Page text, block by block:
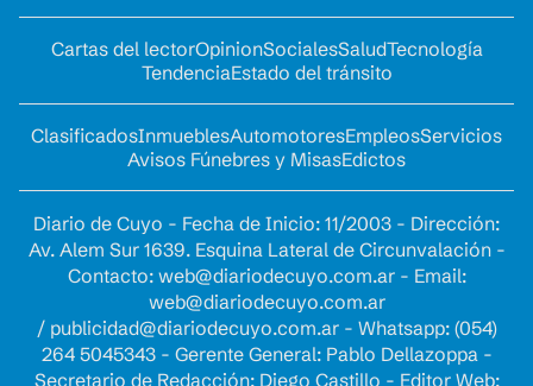
Cartas del lectorOpinionSocialesSaludTecnología
TendenciaEstado del tránsito
ClasificadosInmueblesAutomotoresEmpleosServicios
Avisos Fúnebres y MisasEdictos
Diario de Cuyo - Fecha de Inicio: 11/2003 - Dirección:
Av. Alem Sur 1639. Esquina Lateral de Circunvalación -
Contacto: web@diariodecuyo.com.ar- Email:
web@diariodecuyo.com.ar
/ publicidad@diariodecuyo.com.ar- Whatsapp: (054)
264 5045343 - Gerente General: Pablo Dellazoppa -
Secretario de Redacción: Diego Castillo - Editor Web: